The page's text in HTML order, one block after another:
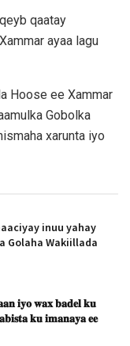
qaatay
ayaa lagu
Hoose ee Xammar
Gobolka
xarunta iyo
inuu yahay
Golaha Wakiillada
𝐢𝐲𝐨 𝐰𝐚𝐱 𝐛𝐚𝐝𝐞𝐥 𝐤𝐮
𝐤𝐮 𝐢𝐦𝐚𝐧𝐚𝐲𝐚 𝐞𝐞